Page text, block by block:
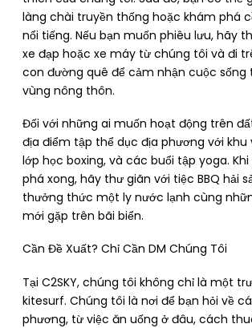
làng chài truyền thống hoặc khám phá
nổi tiếng. Nếu bạn muốn phiêu lưu, hãy
xe đạp hoặc xe máy từ chúng tôi và đi
con đường quê để cảm nhận cuộc sống
vùng nông thôn.
Đối với những ai muốn hoạt động trên
địa điểm tập thể dục địa phương với khu
lớp học boxing, và các buổi tập yoga.
phá xong, hãy thư giãn với tiệc BBQ hải
thưởng thức một ly nước lạnh cùng
mới gặp trên bãi biển.
Cần Đề Xuất? Chỉ Cần DM Chúng Tôi
Tại C2SKY, chúng tôi không chỉ là một
kitesurf. Chúng tôi là nơi để bạn hỏi về
phương, từ việc ăn uống ở đâu, cách